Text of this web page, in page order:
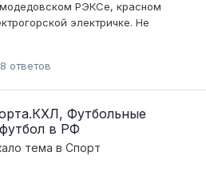
РЭКСе, красном
электричке. Не
ответов
Футбольные
в РФ
тема в Спорт